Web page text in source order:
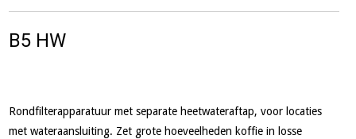
B5 HW
Rondfilterapparatuur met separate heetwateraftap, voor locaties
met wateraansluiting. Zet grote hoeveelheden koffie in losse